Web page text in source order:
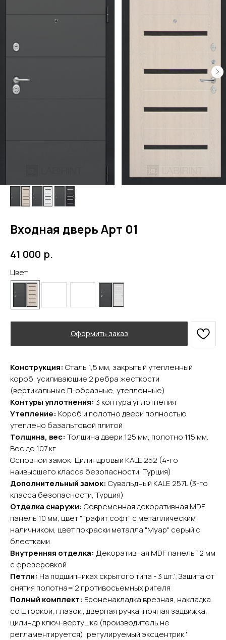
Входная дверь Арт 01
41 000 р.
Цвет
Оформить заказ
Конструкция: Сталь 1,5 мм, закрытый утепленный
короб, усиливающие 2 ребра жесткости
(вертикальные П-образные, утепленные)
Контуры уплотнения: 3 контура уплотнения
Утепление: Короб и полотно двери полностью
утеплено базальтовой плитой
Толщина, вес: Толщина двери 125 мм, полотно 115 мм.
Вес до 107 кг
Основной замок: Цилиндровый KALE 252 (4-го
наивысшего класса безопасности, Турция)
Дополнительный замок: Сувальдный KALE 257L (3-го
класса безопасности, Турция)
Отделка снаружи: Современная декоративная MDF
панель 10 мм, цвет "Графит софт" с металлическим
наличником, цвет покраски металла "Муар" серый с
блестками
Внутренняя отделка: Декоративная MDF панель 12 мм
с фрезеровкой
Петли: На подшипниках скрытого типа - 3 шт.';Защита от
снятия полотна='2 противосъемных ригеля
Полный комплект: Броненакладка врезная, накладка
со шторкой, глазок , дверная ручка, ночная задвижка,
цилиндр ключ-вертушка (производитель не
регламентируется), регулируемый эксцентрик.'
YURTA.DVERI
О компании
Доставка и оплата
Акции
Фурнитура
Арки
Межкомнатные двери
Входные двери
Главная
Контакты
Каталог
Покупателям
ИП Яриш Ю.С.
ОГРНИП 324508100130132
ИНН 501105765500